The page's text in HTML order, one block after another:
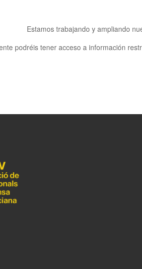
Estamos trabajando y ampliando
podréis tener acceso a información